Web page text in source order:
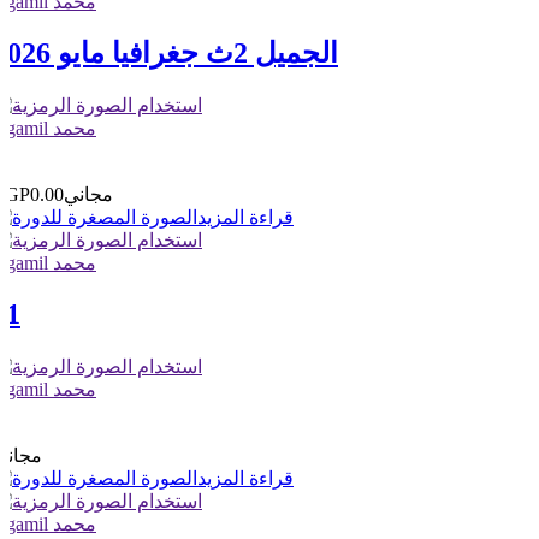
الجميل 2ث جغرافيا مايو 2026
elgamil محمد
مجاني
قراءة المزيد
elgamil محمد
elgamil محمد
قراءة المزيد
elgamil محمد